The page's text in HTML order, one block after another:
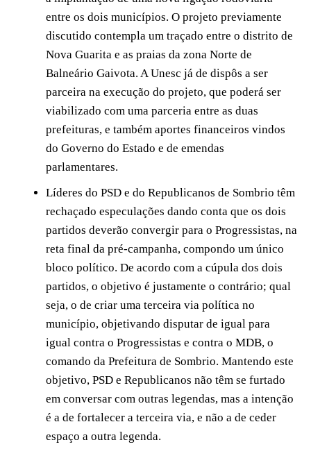
entre os dois municípios. O projeto previamente
discutido contempla um traçado entre o distrito de
Nova Guarita e as praias da zona Norte de
Balneário Gaivota. A Unesc já de dispôs a ser
parceira na execução do projeto, que poderá ser
viabilizado com uma parceria entre as duas
prefeituras, e também aportes financeiros vindos
do Governo do Estado e de emendas
parlamentares.
Líderes do PSD e do Republicanos de Sombrio têm
rechaçado especulações dando conta que os dois
partidos deverão convergir para o Progressistas, na
reta final da pré-campanha, compondo um único
bloco político. De acordo com a cúpula dos dois
partidos, o objetivo é justamente o contrário; qual
seja, o de criar uma terceira via política no
município, objetivando disputar de igual para
igual contra o Progressistas e contra o MDB, o
comando da Prefeitura de Sombrio. Mantendo este
objetivo, PSD e Republicanos não têm se furtado
em conversar com outras legendas, mas a intenção
é a de fortalecer a terceira via, e não a de ceder
espaço a outra legenda.